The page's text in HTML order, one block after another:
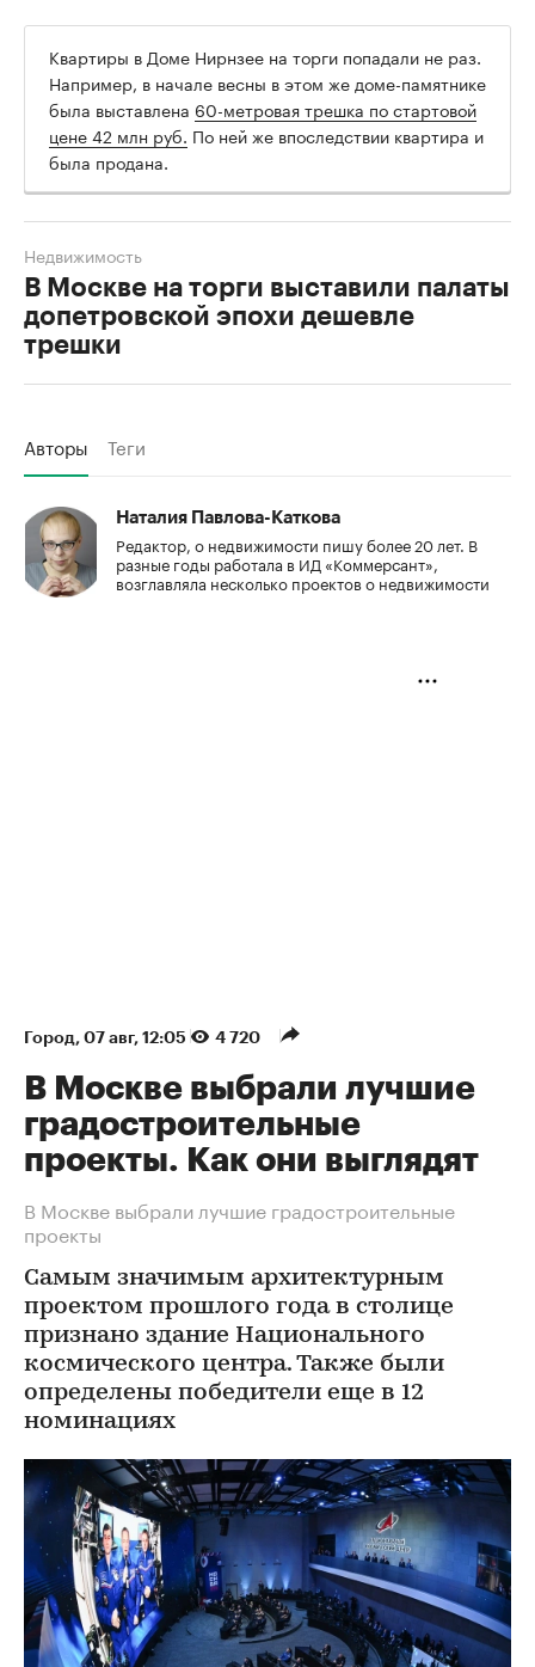
Квартиры в Доме Нирнзее на торги попадали не раз.
Например, в начале весны в этом же доме-памятнике
была выставлена 60-метровая трешка по стартовой
цене 42 млн руб. По ней же впоследствии квартира и
была продана.
В Москве на торги выставили палаты
допетровской эпохи дешевле
трешки
Недвижимость
Авторы Теги
Наталия Павлова-Каткова
Редактор, о недвижимости пишу более 20 лет. В
разные годы работала в ИД «Коммерсант»,
возглавляла несколько проектов о недвижимости
Город⁠, 07 авг, 12:05 4 720
В Москве выбрали лучшие
градостроительные
проекты. Как они выглядят
В Москве выбрали лучшие градостроительные
проекты
Самым значимым архитектурным
проектом прошлого года в столице
признано здание Национального
космического центра. Также были
определены победители еще в 12
номинациях